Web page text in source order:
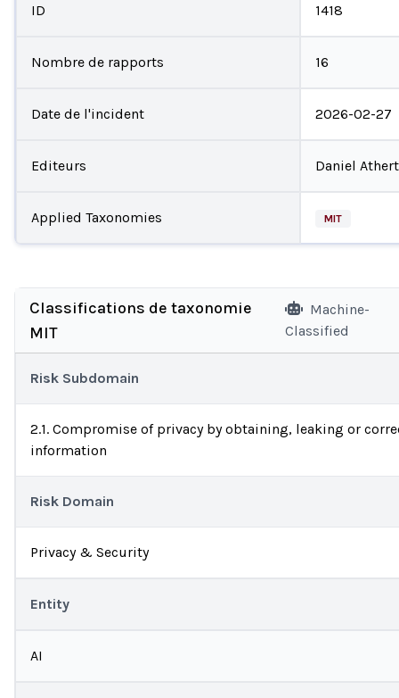
ID 1418
Nombre de rapports 16
Date de l'incident 2026-02-27
Editeurs Daniel
Applied Taxonomies MIT
Classifications de taxonomie
MIT
Machine-
Classified
Risk Subdomain
2.1. Compromise of privacy by obtaining, leaking or
information
Risk Domain
Privacy & Security
Entity
AI